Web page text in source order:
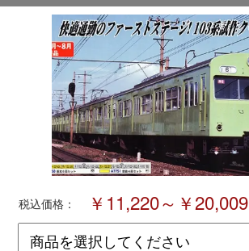
GREENMAX
トミーテック
マイクロエース
Bトレインショーティー
ポポンデッタ
税込価格： ￥11,220～￥20,009